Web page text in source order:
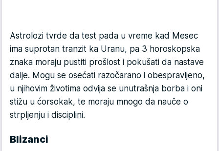
Astrolozi tvrde da test pada u vreme kad Mesec
ima suprotan tranzit ka Uranu, pa 3 horoskopska
znaka moraju pustiti prošlost i pokušati da nastave
dalje. Mogu se osećati razočarano i obespravljeno,
u njihovim životima odvija se unutrašnja borba i oni
stižu u ćorsokak, te moraju mnogo da nauče o
strpljenju i disciplini.
Blizanci